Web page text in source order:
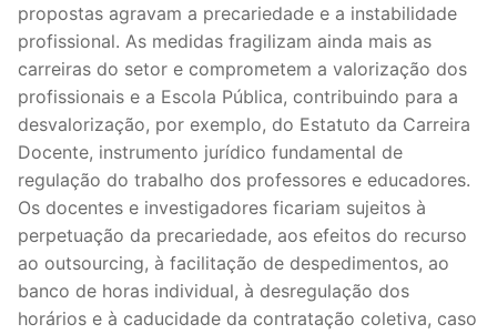
PARTICULAR / IPSS / MISERICÓRDIAS
ENSINO SUPERIOR
PROFESSORES CONTRATADOS
DOCENTES APOSENTADOS
Área de Sócios
Revista Intervir
propostas agravam a precariedade e a instabilidade
profissional. As medidas fragilizam ainda mais as
carreiras do setor e comprometem a valorização dos
profissionais e a Escola Pública, contribuindo para a
desvalorização, por exemplo, do Estatuto da Carreira
Docente, instrumento jurídico fundamental de
regulação do trabalho dos professores e educadores.
Os docentes e investigadores ficariam sujeitos à
perpetuação da precariedade, aos efeitos do recurso
ao outsourcing, à facilitação de despedimentos, ao
banco de horas individual, à desregulação dos
horários e à caducidade da contratação coletiva, caso